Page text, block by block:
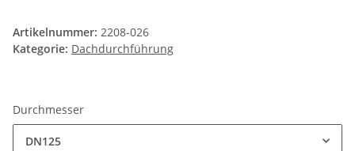
Artikelnummer: 2208-026
Kategorie: Dachdurchführung
Durchmesser
DN125